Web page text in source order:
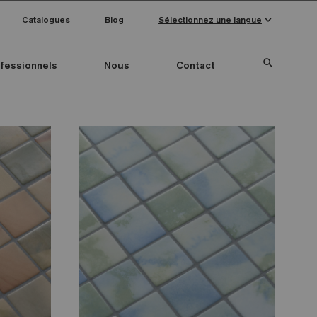
Nous Contact search
Catalogues Blog Sélectionnez une langue keyboard_arrow_down